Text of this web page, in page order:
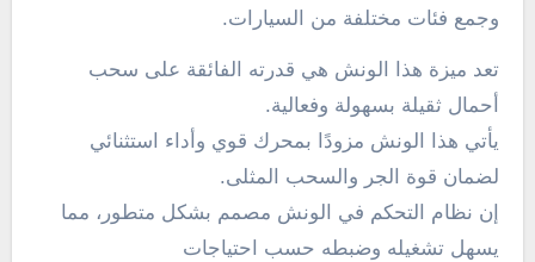
وجمع فئات مختلفة من السيارات.
تعد ميزة هذا الونش هي قدرته الفائقة على سحب
أحمال ثقيلة بسهولة وفعالية.
يأتي هذا الونش مزودًا بمحرك قوي وأداء استثنائي
لضمان قوة الجر والسحب المثلى.
إن نظام التحكم في الونش مصمم بشكل متطور، مما
يسهل تشغيله وضبطه حسب احتياجات